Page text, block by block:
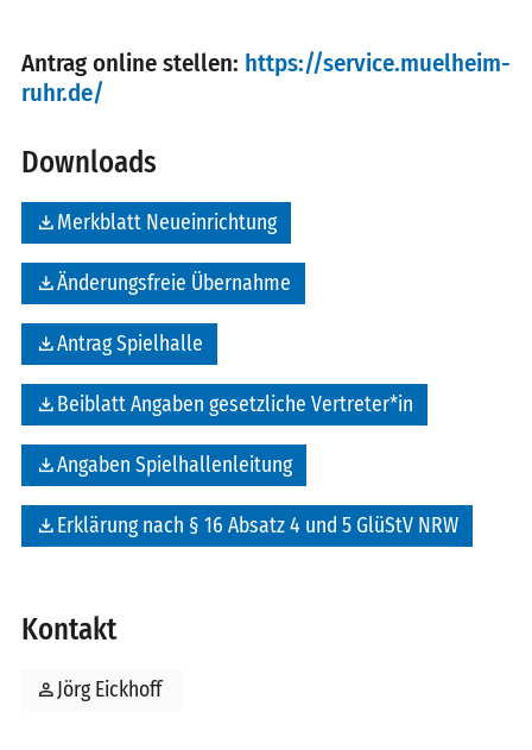
Antrag online stellen: https://service.muelheim-
ruhr.de/
Downloads
file_downloadMerkblatt Neueinrichtung
file_downloadÄnderungsfreie Übernahme
file_downloadAntrag Spielhalle
file_download Beiblatt Angaben gesetzliche Vertreter*in
file_downloadAngaben Spielhallenleitung
file_download Erklärung nach § 16 Absatz 4 und 5 GlüStV NRW
Kontakt
personJörg Eickhoff